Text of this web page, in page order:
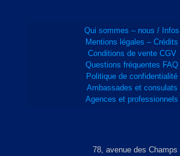
Qui sommes – nous / Infos
Mentions légales – Crédits
Conditions de vente CGV
Questions fréquentes FAQ
Politique de confidentialité
Ambassades et consulats
Agences et professionnels
78, avenue des Champs